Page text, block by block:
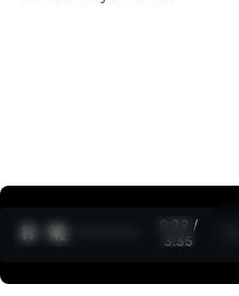
0:30 /
3:35